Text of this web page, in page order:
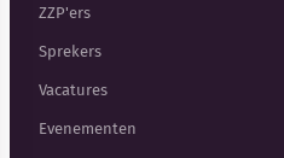
ZZP'ers
Sprekers
Vacatures
Evenementen